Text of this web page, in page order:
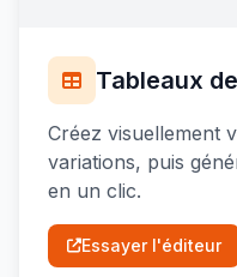
Tableaux
Créez visuellement
variations, puis
en un clic.
Essayer l'éditeur